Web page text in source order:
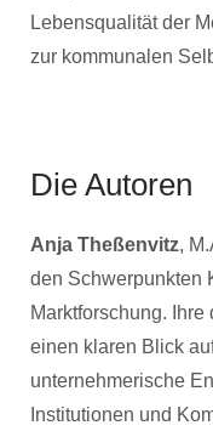
Lebensqualität der
zur kommunalen
Die Autoren
Anja Theßenvitz,
den Schwerpunkten
Marktforschung.
einen klaren Blick
unternehmerische
Institutionen und